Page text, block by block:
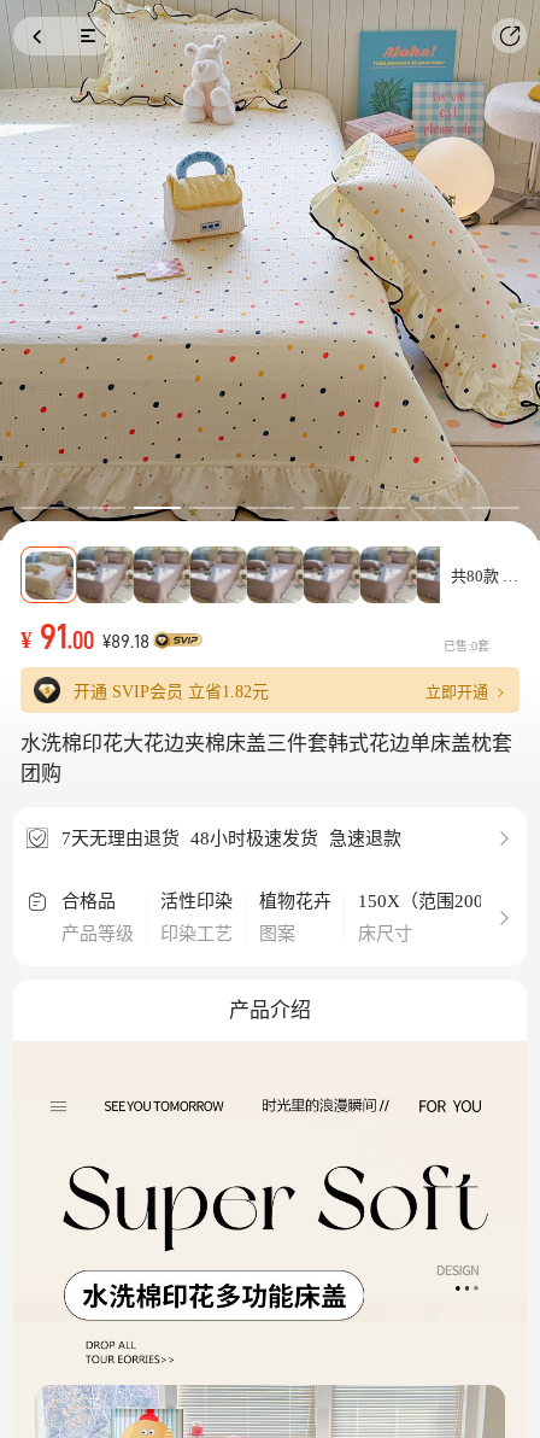
共80款
¥ 91 .00 ¥89.18 已售:0套
开通 SVIP会员 立省1.82元 立即开通
水洗棉印花大花边夹棉床盖三件套韩式花边单床盖枕套
团购
7天无理由退货 48小时极速发货 急速退款
合格品
产品等级
活性印染
印染工艺
植物花卉
图案
150X（范围200-220）
床尺寸
产品介绍